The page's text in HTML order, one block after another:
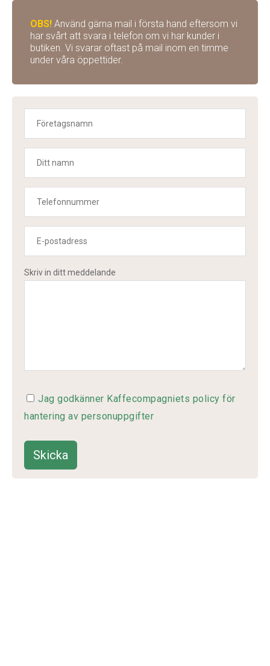
OBS! Använd gärna mail i första hand eftersom vi
har svårt att svara i telefon om vi har kunder i
butiken. Vi svarar oftast på mail inom en timme
under våra öppettider.
Skriv in ditt meddelande
Jag godkänner Kaffecompagniets policy för
hantering av personuppgifter
Skicka